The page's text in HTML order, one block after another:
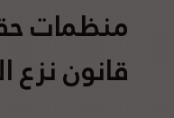
منظمات
قانون نزع